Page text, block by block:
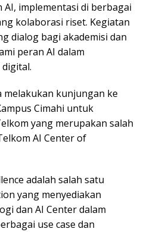
implementasi di berbagai
kolaborasi riset. Kegiatan
dialog bagi akademisi dan
peran AI dalam
melakukan kunjungan ke
Cimahi untuk
yang merupakan salah
AI Center of
adalah salah satu
yang menyediakan
dan AI Center dalam
use case dan